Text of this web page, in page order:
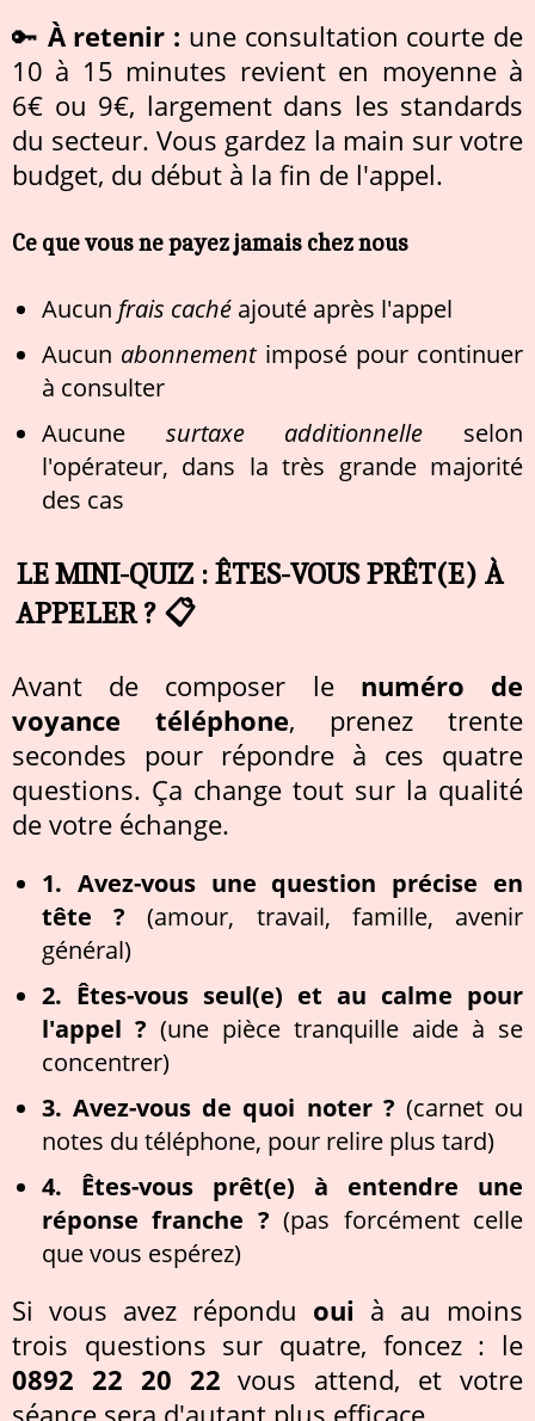
🔑 À retenir : une consultation courte de
10 à 15 minutes revient en moyenne à
6€ ou 9€, largement dans les standards
du secteur. Vous gardez la main sur votre
budget, du début à la fin de l'appel.
Ce que vous ne payez jamais chez nous
Aucun frais caché ajouté après l'appel
Aucun abonnementimposé pour continuer
à consulter
Aucune surtaxe additionnelle selon
l'opérateur, dans la très grande majorité
des cas
LE MINI-QUIZ : ÊTES-VOUS PRÊT(E) À
APPELER ? 📋
Avant de composer le numéro de
voyance téléphone, prenez trente
secondes pour répondre à ces quatre
questions. Ça change tout sur la qualité
de votre échange.
1. Avez-vous une question précise en
tête ? (amour, travail, famille, avenir
général)
2. Êtes-vous seul(e) et au calme pour
l'appel ? (une pièce tranquille aide à se
concentrer)
3. Avez-vous de quoi noter ? (carnet ou
notes du téléphone, pour relire plus tard)
4. Êtes-vous prêt(e) à entendre une
réponse franche ? (pas forcément celle
que vous espérez)
Si vous avez répondu oui à au moins
trois questions sur quatre, foncez : le
0892 22 20 22 vous attend, et votre